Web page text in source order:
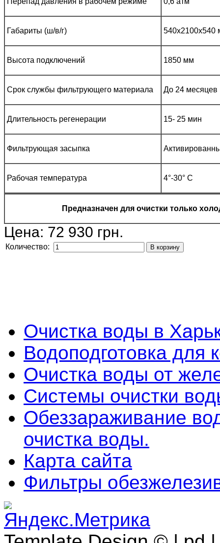
Габариты (ш/в/г) 540х2100х540
Высота подключений 1850 мм
Срок службы фильтрующего материала До 24 месяцев
Длительность регенерации 15- 25 мин
Фильтрующая засыпка
Рабочая температура 4°-30° С
Предназначен для очистки только
Цена: 72 930 грн.
Количество:
Очистка воды в
Водоподготовка для
Очистка воды от
Системы очистки
Обеззараживание
очистка воды.
Карта сайта
Фильтры